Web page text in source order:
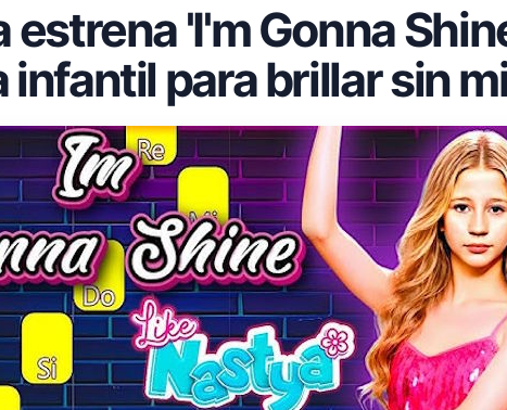
estrena 'I'm Gonna
para brillar sin